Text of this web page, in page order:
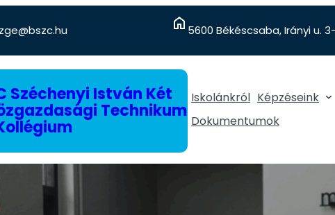
5600 Békéscsaba, Irányi u.
Széchenyi István Két
Technikum
Iskolánkról Képzéseink
Dokumentumok